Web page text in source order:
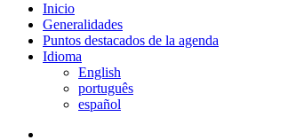
Inicio
Generalidades
Puntos destacados de la agenda
Idioma
English
português
español